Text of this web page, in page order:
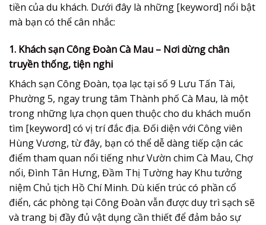
tiền của du khách. Dưới đây là những [keyword] nổi bật
mà bạn có thể cân nhắc:
1. Khách sạn Công Đoàn Cà Mau – Nơi dừng chân
truyền thống, tiện nghi
Khách sạn Công Đoàn, tọa lạc tại số 9 Lưu Tấn Tài,
Phường 5, ngay trung tâm Thành phố Cà Mau, là một
trong những lựa chọn quen thuộc cho du khách muốn
tìm [keyword] có vị trí đắc địa. Đối diện với Công viên
Hùng Vương, từ đây, bạn có thể dễ dàng tiếp cận các
điểm tham quan nổi tiếng như Vườn chim Cà Mau, Chợ
nổi, Đình Tân Hưng, Đầm Thị Tường hay Khu tưởng
niệm Chủ tịch Hồ Chí Minh. Dù kiến trúc có phần cổ
điển, các phòng tại Công Đoàn vẫn được duy trì sạch sẽ
và trang bị đầy đủ vật dụng cần thiết để đảm bảo sự